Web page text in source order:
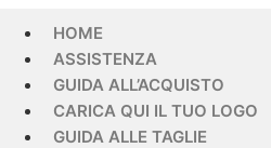
HOME
ASSISTENZA
GUIDA ALL’ACQUISTO
CARICA QUI IL TUO LOGO
GUIDA ALLE TAGLIE